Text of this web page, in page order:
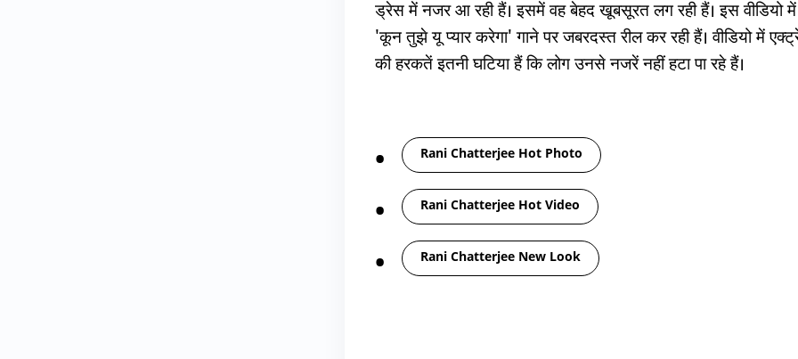
ड्रेस में नजर आ रही हैं। इसमें वह बेहद खूबसूरत लग रही हैं। इस वीडियो में
'कून तुझे यू प्यार करेगा' गाने पर जबरदस्त रील कर रही हैं। वीडियो में
की हरकतें इतनी घटिया हैं कि लोग उनसे नजरें नहीं हटा पा रहे हैं।
Rani Chatterjee Hot Photo
Rani Chatterjee Hot Video
Rani Chatterjee New Look